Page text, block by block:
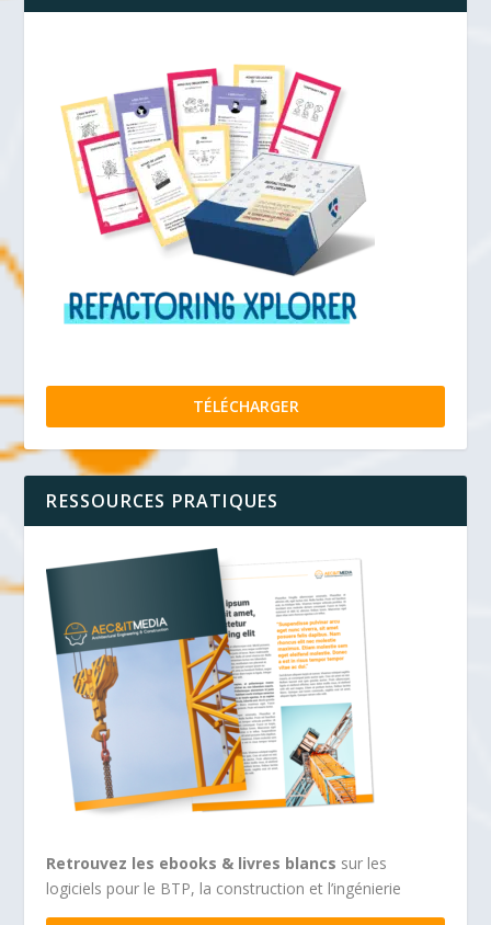
TÉLÉCHARGER
RESSOURCES PRATIQUES
Retrouvez les ebooks & livres blancs sur les
logiciels pour le BTP, la construction et l’ingénierie